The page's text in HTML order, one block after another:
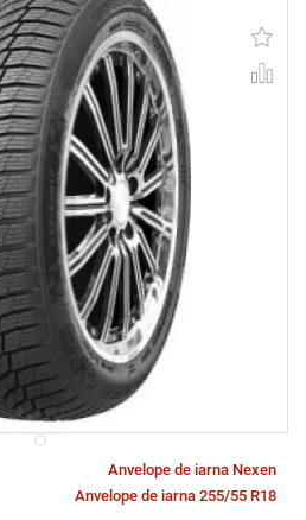
Anvelope de iarna Nexen
Anvelope de iarna 255/55 R18